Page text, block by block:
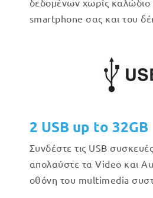
δεδομένων χωρίς καλώδιο
smartphone σας και του
2 USB up to 32GB
Συνδέστε τις USB
απολαύστε τα Video και
οθόνη του multimedia